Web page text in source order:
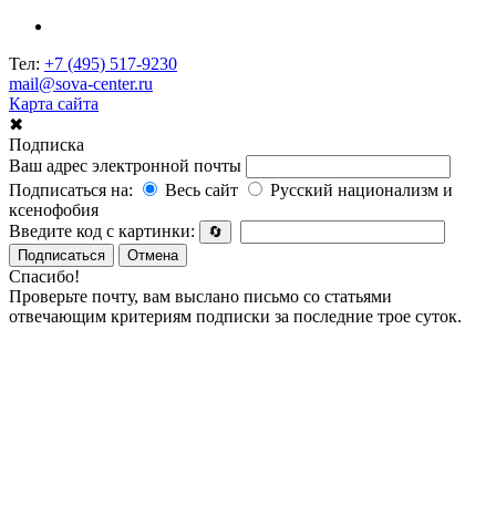
Тел: +7 (495) 517-9230
mail@sova-center.ru
Карта сайта
✖
Подписка
Ваш адрес электронной почты
Подписаться на:
Весь сайт
Русский национализм и
ксенофобия
Введите код с картинки:
🔄
Подписаться
Отмена
Спасибо!
Проверьте почту, вам выслано письмо со статьями
отвечающим критериям подписки за последние трое суток.